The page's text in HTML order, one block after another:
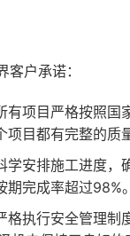
客户承诺：
有项目严格按照国
项目都有完整的质
学安排施工进度，
期完成率超过98%。
格执行安全管理制